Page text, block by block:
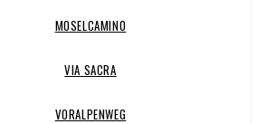
MOSELCAMINO
VIA SACRA
VORALPENWEG